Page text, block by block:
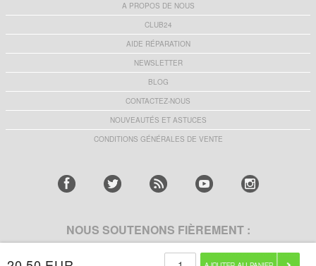
A PROPOS DE NOUS
CLUB24
AIDE RÉPARATION
NEWSLETTER
BLOG
CONTACTEZ-NOUS
NOUVEAUTÉS ET ASTUCES
CONDITIONS GÉNÉRALES DE VENTE
NOUS SOUTENONS FIÈREMENT :